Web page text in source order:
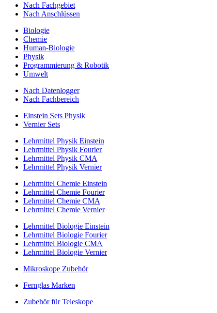
Nach Fachgebiet
Nach Anschlüssen
Biologie
Chemie
Human-Biologie
Physik
Programmierung & Robotik
Umwelt
Nach Datenlogger
Nach Fachbereich
Einstein Sets Physik
Vernier Sets
Lehrmittel Physik Einstein
Lehrmittel Physik Fourier
Lehrmittel Physik CMA
Lehrmittel Physik Vernier
Lehrmittel Chemie Einstein
Lehrmittel Chemie Fourier
Lehrmittel Chemie CMA
Lehrmittel Chemie Vernier
Lehrmittel Biologie Einstein
Lehrmittel Biologie Fourier
Lehrmittel Biologie CMA
Lehrmittel Biologie Vernier
Mikroskope Zubehör
Fernglas Marken
Zubehör für Teleskope